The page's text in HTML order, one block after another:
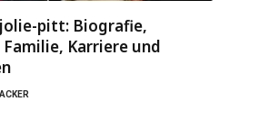
pitt: Biografie,
Karriere und